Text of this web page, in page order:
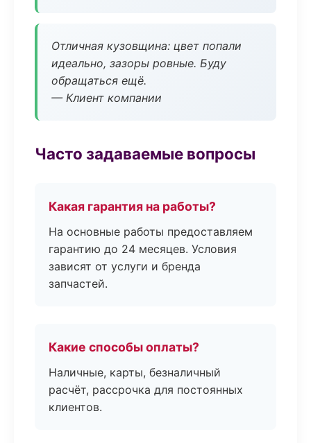
Отличная кузовщина: цвет попали
идеально, зазоры ровные. Буду
обращаться ещё.
— Клиент компании
Часто задаваемые вопросы
Какая гарантия на работы?
На основные работы предоставляем
гарантию до 24 месяцев. Условия
зависят от услуги и бренда
запчастей.
Какие способы оплаты?
Наличные, карты, безналичный
расчёт, рассрочка для постоянных
клиентов.